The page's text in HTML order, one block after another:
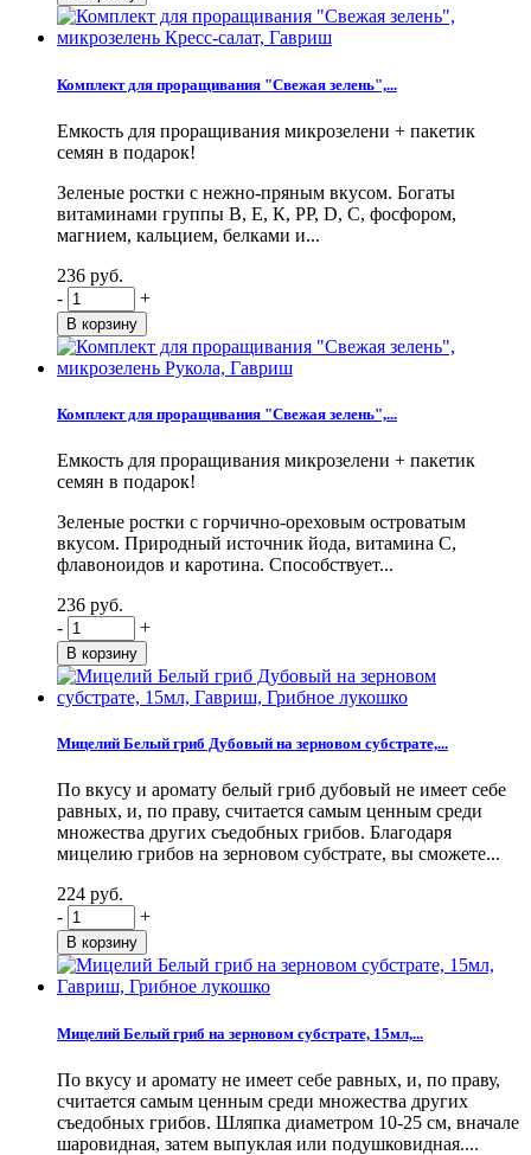
Комплект для проращивания "Свежая зелень",...
Емкость для проращивания микрозелени + пакетик
семян в подарок!
Зеленые ростки с нежно-пряным вкусом. Богаты
витаминами группы В, Е, К, PP, D, С, фосфором,
магнием, кальцием, белками и...
236 руб.
-
+
Комплект для проращивания "Свежая зелень",...
Емкость для проращивания микрозелени + пакетик
семян в подарок!
Зеленые ростки с горчично-ореховым островатым
вкусом. Природный источник йода, витамина С,
флавоноидов и каротина. Способствует...
236 руб.
-
+
Мицелий Белый гриб Дубовый на зерновом субстрате,...
По вкусу и аромату белый гриб дубовый не имеет себе
равных, и, по праву, считается самым ценным среди
множества других съедобных грибов. Благодаря
мицелию грибов на зерновом субстрате, вы сможете...
224 руб.
-
+
Мицелий Белый гриб на зерновом субстрате, 15мл,...
По вкусу и аромату не имеет себе равных, и, по праву,
считается самым ценным среди множества других
съедобных грибов. Шляпка диаметром 10-25 см, вначале
шаровидная, затем выпуклая или подушковидная....